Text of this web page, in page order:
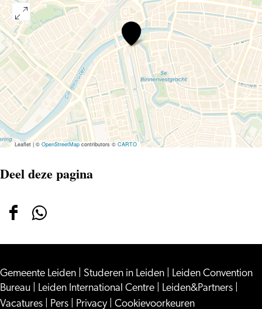
Galerie
Café
Leidse
Lente
Leaflet|©OpenStreetMapcontributors ©CARTO
Deel deze pagina
Deel
op
Facebook
Deel
op
WhatsApp
Gemeente Leiden Studeren in Leiden
Leiden Convention
Bureau
Leiden International Centre Leiden&Partners
Vacatures
Pers Privacy Cookievoorkeuren